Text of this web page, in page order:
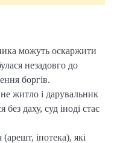
можуть оскаржити
незадовго до
боргів.
житло і дарувальник
даху, суд іноді стає
іпотека), які